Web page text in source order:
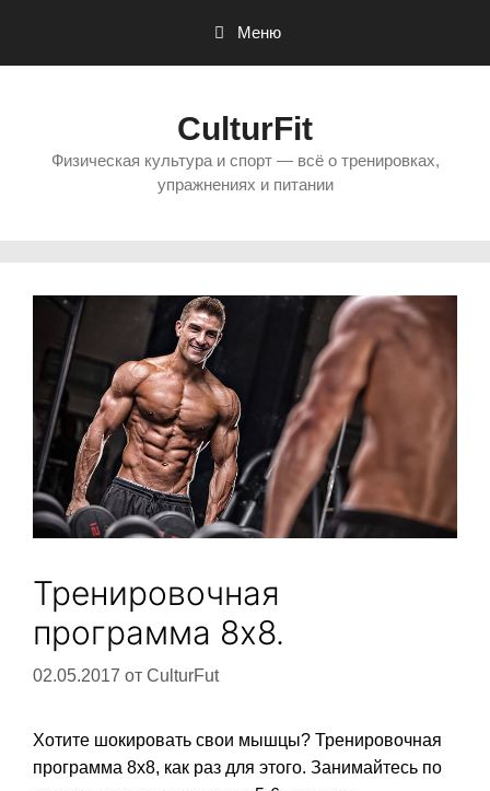
содержимому
Меню
CulturFit
Физическая культура и спорт — всё о тренировках,
упражнениях и питании
Тренировочная
программа 8х8.
02.05.2017 от CulturFut
Хотите шокировать свои мышцы? Тренировочная
программа 8х8, как раз для этого. Занимайтесь по